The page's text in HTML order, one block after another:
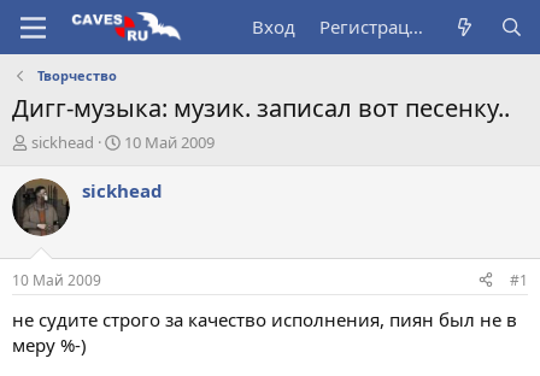
Вход Регистрация
Творчество
Дигг-музыка: музик. записал вот песенку..
А
т
о
р
т
е
м
ы
sickhead
Д
т
а
л
10 Май 2009
sickhead
10 Май 2009 #1
не судите строго за качество исполнения, пиян был не в
меру %-)